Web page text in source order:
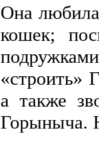
Она
кошек;
«строить»
а также
Горыныча.